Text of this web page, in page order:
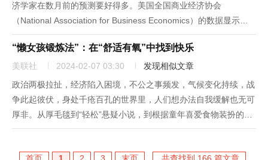
济学家在数月前的预测要好得多。美国全国商业经济协会
（National Association for Business Economics）的数据显示，
经通胀调整后，美国经济今年预计增长2.2%。在该协会此前于
2023年11月进行的调查中，...
“懒女孩锻炼法”：在“舒适有氧”中找到快乐
美联社 2024-02-07 03:30
发现相似文章
政治两极拉扯，经济陷入困境，不公之事频发，气候变化持续，战
争此起彼伏，身处千疮百孔的世界里，人们想办法自我缓解也无可
厚非。从厚毛毯到“轻松”悬疑小说，到根据童年喜爱食物装扮的餐
厅和烹饪书，人们对舒适的需求不断增长。现在，一些人甚至在体